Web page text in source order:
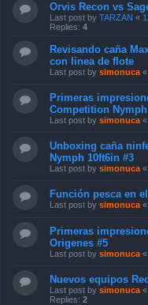
Orvis Recon vs
Last post by TARZAN «
Replies: 4
Revisando caña
con linea de flote
Last post by simonuca «
Primeras
Competition
Last post by simonuca «
Unboxing caña
Nymph 10ft6in #3
Last post by simonuca «
Función pesca en
Last post by simonuca «
Primeras
Origenes #5
Last post by simonuca «
Nuevos equipos
Last post by simonuca «
Replies: 2